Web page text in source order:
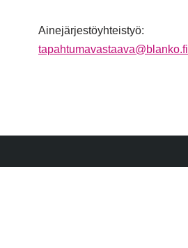
Ainejärjestöyhteistyö:
tapahtumavastaava@blanko.fi